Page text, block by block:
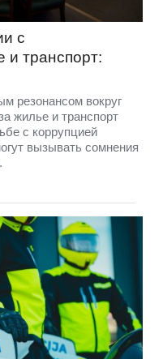
с
и транспорт:
резонансом вокруг
жилье и транспорт
с коррупцией
вызывать сомнения